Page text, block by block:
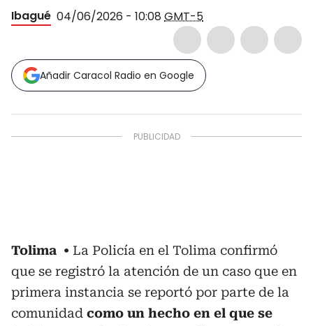
Ibagué 04/06/2026 - 10:08 GMT-5
Añadir Caracol Radio en Google
Tolima
La Policía en el Tolima confirmó
que se registró la atención de un caso que en
primera instancia se reportó por parte de la
comunidad como un hecho en el que se